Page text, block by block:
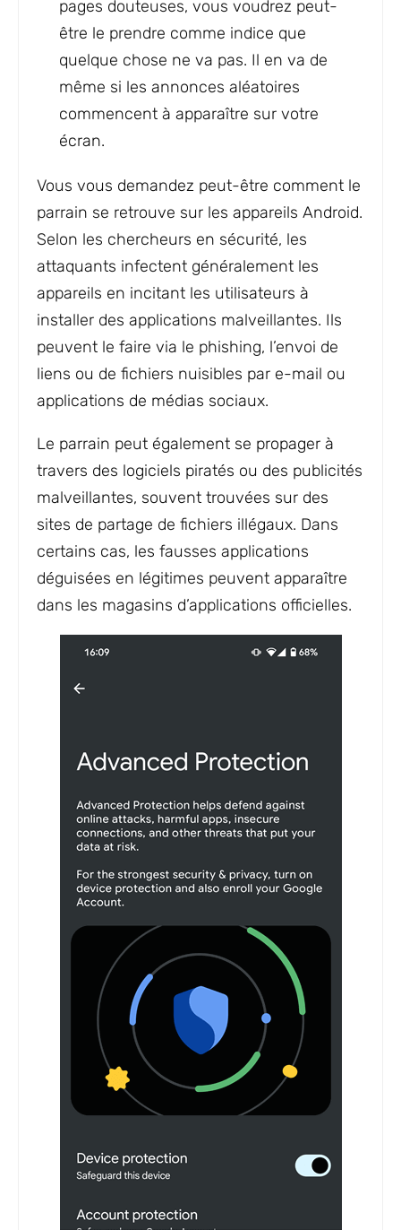
pages douteuses, vous voudrez peut-
être le prendre comme indice que
quelque chose ne va pas. Il en va de
même si les annonces aléatoires
commencent à apparaître sur votre
écran.
Vous vous demandez peut-être comment le
parrain se retrouve sur les appareils Android.
Selon les chercheurs en sécurité, les
attaquants infectent généralement les
appareils en incitant les utilisateurs à
installer des applications malveillantes. Ils
peuvent le faire via le phishing, l’envoi de
liens ou de fichiers nuisibles par e-mail ou
applications de médias sociaux.
Le parrain peut également se propager à
travers des logiciels piratés ou des publicités
malveillantes, souvent trouvées sur des
sites de partage de fichiers illégaux. Dans
certains cas, les fausses applications
déguisées en légitimes peuvent apparaître
dans les magasins d’applications officielles.